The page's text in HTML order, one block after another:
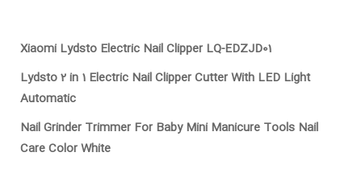
Xiaomi Lydsto Electric Nail Clipper LQ-EDZJD01
Lydsto 2 in 1 Electric Nail Clipper Cutter With LED Light
Automatic
Nail Grinder Trimmer For Baby Mini Manicure Tools Nail
Care Color White